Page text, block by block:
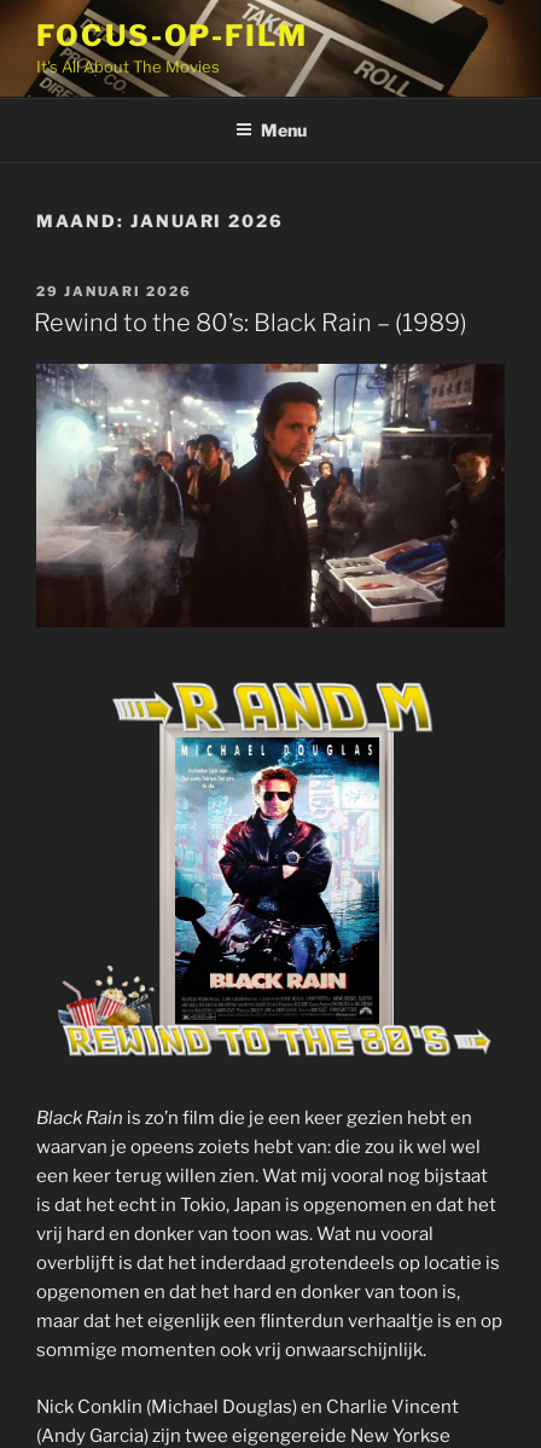
inhoud
FOCUS-OP-FILM
It's All About The Movies
Menu
MAAND: JANUARI 2026
GEPLAATST
OP
29 JANUARI 2026
Rewind to the 80’s: Black Rain – (1989)
Black Rain is zo’n film die je een keer gezien hebt en
waarvan je opeens zoiets hebt van: die zou ik wel wel
een keer terug willen zien. Wat mij vooral nog bijstaat
is dat het echt in Tokio, Japan is opgenomen en dat het
vrij hard en donker van toon was. Wat nu vooral
overblijft is dat het inderdaad grotendeels op locatie is
opgenomen en dat het hard en donker van toon is,
maar dat het eigenlijk een flinterdun verhaaltje is en op
sommige momenten ook vrij onwaarschijnlijk.
Nick Conklin (Michael Douglas) en Charlie Vincent
(Andy Garcia) zijn twee eigengereide New Yorkse